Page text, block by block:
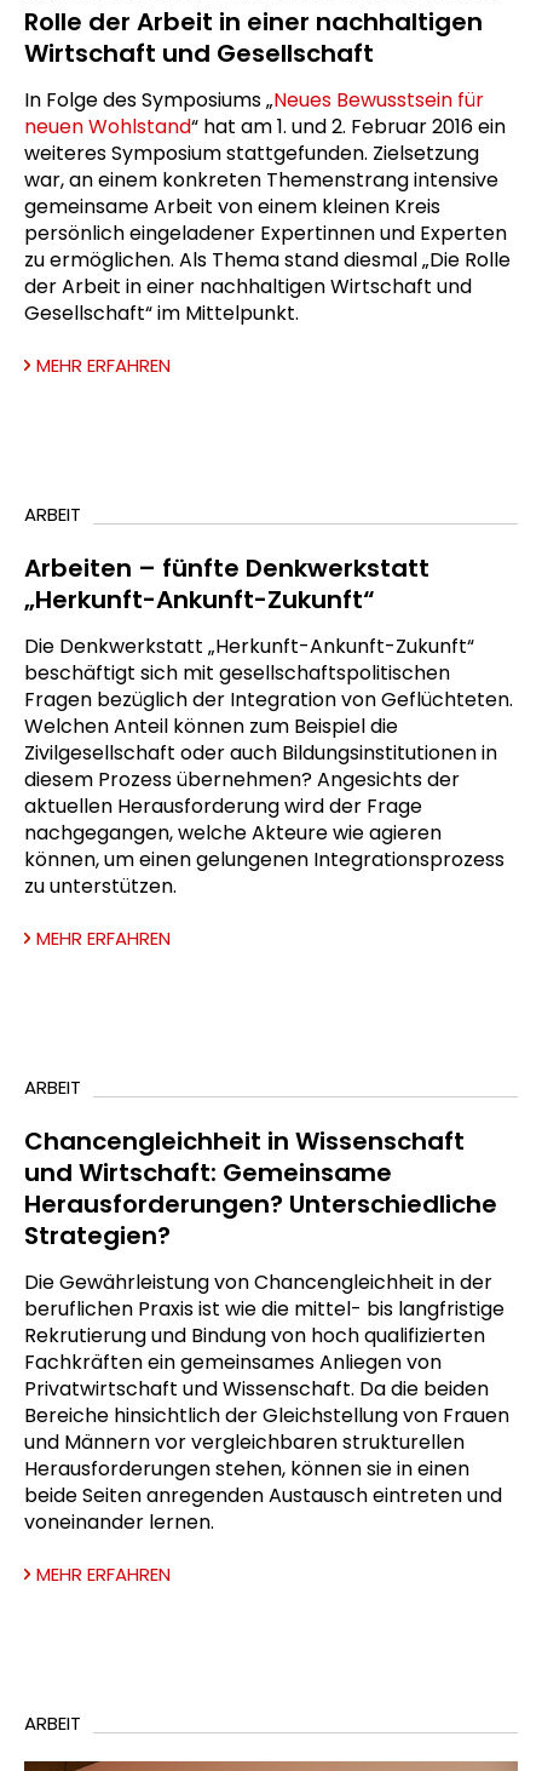
Rolle der Arbeit in einer nachhaltigen
Wirtschaft und Gesellschaft
In Folge des Symposiums „Neues Bewusstsein für
neuen Wohlstand“ hat am 1. und 2. Februar 2016 ein
weiteres Symposium stattgefunden. Zielsetzung
war, an einem konkreten Themenstrang intensive
gemeinsame Arbeit von einem kleinen Kreis
persönlich eingeladener Expertinnen und Experten
zu ermöglichen. Als Thema stand diesmal „Die Rolle
der Arbeit in einer nachhaltigen Wirtschaft und
Gesellschaft“ im Mittelpunkt.
MEHR ERFAHREN
ARBEIT
Arbeiten – fünfte Denkwerkstatt
„Herkunft-Ankunft-Zukunft“
Die Denkwerkstatt „Herkunft-Ankunft-Zukunft“
beschäftigt sich mit gesellschaftspolitischen
Fragen bezüglich der Integration von Geflüchteten.
Welchen Anteil können zum Beispiel die
Zivilgesellschaft oder auch Bildungsinstitutionen in
diesem Prozess übernehmen? Angesichts der
aktuellen Herausforderung wird der Frage
nachgegangen, welche Akteure wie agieren
können, um einen gelungenen Integrationsprozess
zu unterstützen.
MEHR ERFAHREN
ARBEIT
Chancengleichheit in Wissenschaft
und Wirtschaft: Gemeinsame
Herausforderungen? Unterschiedliche
Strategien?
Die Gewährleistung von Chancengleichheit in der
beruflichen Praxis ist wie die mittel- bis langfristige
Rekrutierung und Bindung von hoch qualifizierten
Fachkräften ein gemeinsames Anliegen von
Privatwirtschaft und Wissenschaft. Da die beiden
Bereiche hinsichtlich der Gleichstellung von Frauen
und Männern vor vergleichbaren strukturellen
Herausforderungen stehen, können sie in einen
beide Seiten anregenden Austausch eintreten und
voneinander lernen.
MEHR ERFAHREN
ARBEIT